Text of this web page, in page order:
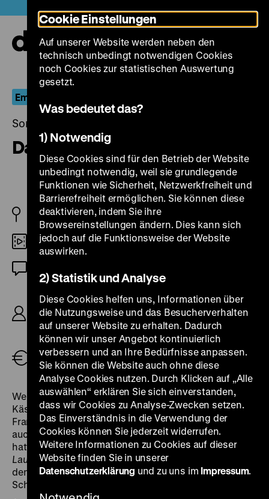
zum
Seiteninhalt
springen
Emil, Pünktchen und die anderen
Sonntag, 05. Februar 2023, 14.00 Uhr
Das fliegende Klassenzimmer
BRD 1973
35mm
R: Werner Jacobs, B: Franz Seitz (als Georg
Laforet), K: Wolfgang Treu, M: Rolf A. Wilhelm, D:
Joachim Fuchsberger, Heinz Reincke, Diana
Körner, Wolfgang Jarczyk, Hans Putz jr., 91'
Eintritt frei
Werner Jacobs legte 1973 eine zweite Filmversion von
KästnersDas fliegende Klassenzimmervor. Produzent
Franz Seitz, der unter dem Pseudonym Georg Laforet
auch das Drehbuch verfasste, und Regisseur Jacobs
hatten bereits gemeinsam mit den
Lausbubengeschichtennach Ludwig Thoma sowie
den ‚Pauker‘-Filmen leichte(re) Unterhaltung aus dem
Schulalltag auf die Leinwand gebracht.
Cookie Einstellungen
Auf unserer Website werden neben den
technisch unbedingt notwendigen Cookies
noch Cookies zur statistischen Auswertung
gesetzt.
Was bedeutet das?
1) Notwendig
Diese Cookies sind für den Betrieb der Website
unbedingt notwendig, weil sie grundlegende
Funktionen wie Sicherheit, Netzwerkfreiheit und
Barrierefreiheit ermöglichen. Sie können diese
deaktivieren, indem Sie ihre
Browsereinstellungen ändern. Dies kann sich
jedoch auf die Funktionsweise der Website
auswirken.
2) Statistik und Analyse
Diese Cookies helfen uns, Informationen über
die Nutzungsweise und das Besucherverhalten
auf unserer Website zu erhalten. Dadurch
können wir unser Angebot kontinuierlich
verbessern und an Ihre Bedürfnisse anpassen.
Sie können die Website auch ohne diese
Analyse Cookies nutzen. Durch Klicken auf „Alle
auswählen“ erklären Sie sich einverstanden,
dass wir Cookies zu Analyse-Zwecken setzen.
Das Einverständnis in die Verwendung der
Cookies können Sie jederzeit widerrufen.
Weitere Informationen zu Cookies auf dieser
Website finden Sie in unserer
Datenschutzerklärung und zu uns im Impressum.